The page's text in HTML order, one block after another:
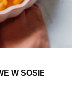
W SOSIE